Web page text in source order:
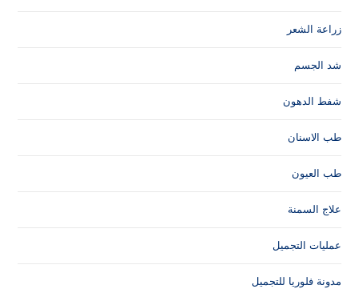
زراعة الشعر
شد الجسم
شفط الدهون
طب الاسنان
طب العيون
علاج السمنة
عمليات التجميل
مدونة فلوريا للتجميل